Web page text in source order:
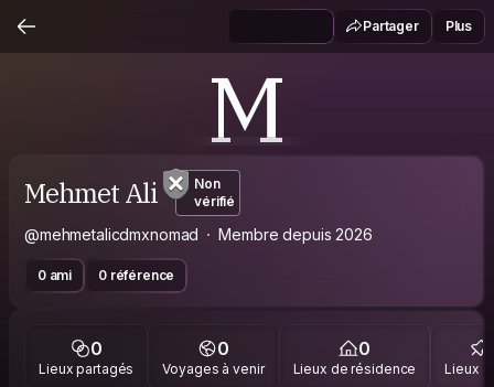
Partager Plus
M
Mehmet Ali
Non
vérifié
@mehmetalicdmxnomad Membre depuis 2026
0 ami 0 référence
0
Lieux partagés
0
Voyages à venir
0
Lieux de résidence Lieux